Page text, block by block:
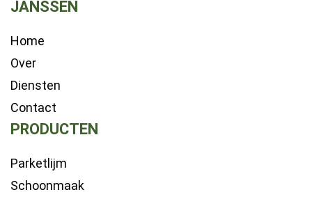
JANSSEN
Home
Over
Diensten
Contact
PRODUCTEN
Parketlijm
Schoonmaak